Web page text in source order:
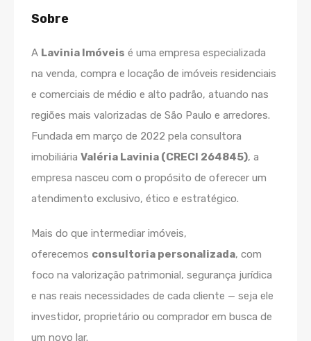
Sobre
A Lavinia Imóveis é uma empresa especializada
na venda, compra e locação de imóveis residenciais
e comerciais de médio e alto padrão, atuando nas
regiões mais valorizadas de São Paulo e arredores.
Fundada em março de 2022 pela consultora
imobiliária Valéria Lavinia (CRECI 264845), a
empresa nasceu com o propósito de oferecer um
atendimento exclusivo, ético e estratégico.
Mais do que intermediar imóveis,
oferecemos consultoria personalizada, com
foco na valorização patrimonial, segurança jurídica
e nas reais necessidades de cada cliente — seja ele
investidor, proprietário ou comprador em busca de
um novo lar.